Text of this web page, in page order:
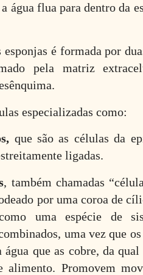
água flua para dentro da
esponjas é formada por
pela matriz
especializadas como:
que são as células da
ligadas.
, também chamadas
por uma coroa de
uma espécie de
uma vez que
água que as cobre, da
alimento. Promovem